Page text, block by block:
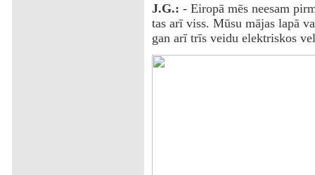
J.G.: - Eiropā mēs neesam
tas arī viss. Mūsu mājas lapā
gan arī trīs veidu elektriskos